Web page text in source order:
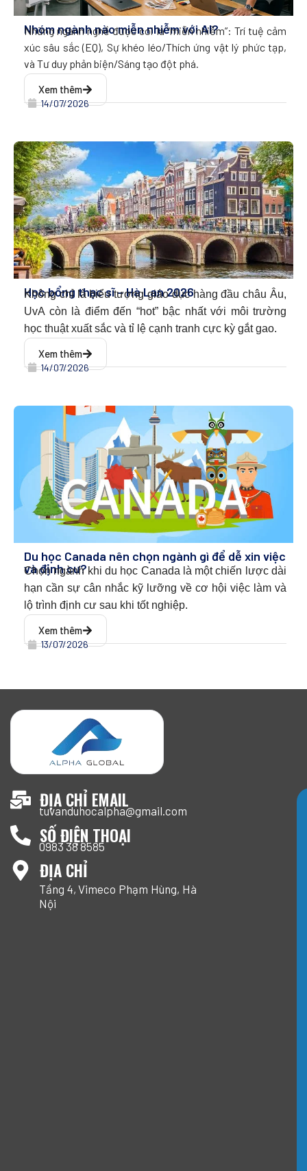
Nhóm ngành nào miễn nhiễm với AI?
Những ngành nghề được coi là “miễn nhiễm”: Trí tuệ cảm
xúc sâu sắc (EQ), Sự khéo léo/Thích ứng vật lý phức tạp,
và Tư duy phản biện/Sáng tạo đột phá.
Xem thêm
14/07/2026
Học bổng thạc sĩ – Hà Lan 2026
Không chỉ là biểu tượng giáo dục hàng đầu châu Âu,
UvA còn là điểm đến “hot” bậc nhất với môi trường
học thuật xuất sắc và tỉ lệ cạnh tranh cực kỳ gắt gao.
Xem thêm
14/07/2026
Du học Canada nên chọn ngành gì để dễ xin việc
và định cư?
Chọn ngành khi du học Canada l à một chiến lược dài
hạn cần sự cân nhắc kỹ lưỡng về cơ hội việc làm và
lộ trình định cư sau khi tốt nghiệp.
Xem thêm
13/07/2026
ĐỊA CHỈ EMAIL
tuvanduhocalpha@gmail.com
SỐ ĐIỆN THOẠI
0983 38 8585
ĐỊA CHỈ
Tầng 4, Vimeco Phạm Hùng, Hà
Nội